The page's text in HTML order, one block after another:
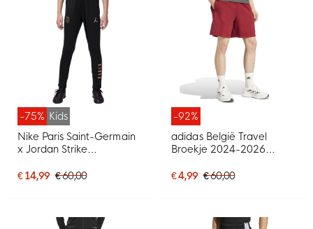
-75% Kids
Nike Paris Saint-Germain
x Jordan Strike
2025 Kids Zwart Roze
€ 14,99 € 60,00
-92%
adidas België Travel
Broekje 2024-2026
€ 4,99 € 60,00